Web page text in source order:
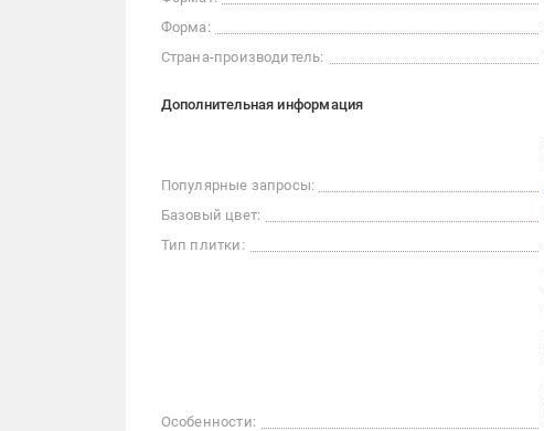
Форма:
Страна-производитель:
Дополнительная информация
Популярные запросы:
Базовый цвет:
Тип плитки:
Особенности: